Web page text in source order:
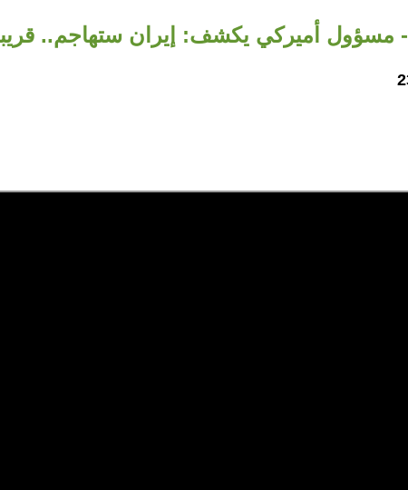
- مسؤول أميركي يكشف: إيران ستهاجم..